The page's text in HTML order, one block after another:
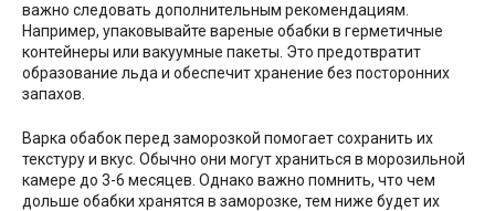
важно следовать дополнительным рекомендациям.
Например, упаковывайте вареные обабки в герметичные
контейнеры или вакуумные пакеты. Это предотвратит
образование льда и обеспечит хранение без посторонних
запахов.
Варка обабок перед заморозкой помогает сохранить их
текстуру и вкус. Обычно они могут храниться в морозильной
камере до 3-6 месяцев. Однако важно помнить, что чем
дольше обабки хранятся в заморозке, тем ниже будет их